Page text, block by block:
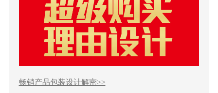
畅销产品包装设计解密>>